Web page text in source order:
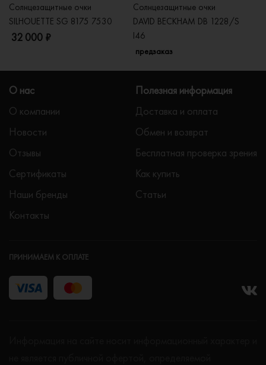
Солнцезащитные очки
SILHOUETTE SG 8175 7530
32 000 ₽
Солнцезащитные очки
DAVID BECKHAM DB 1228/S
I46
предзаказ
О нас
О компании
Новости
Отзывы
Сертификаты
Наши бренды
Контакты
Полезная информация
Доставка и оплата
Обмен и возврат
Бесплатная проверка зрения
Как купить
Статьи
ПРИНИМАЕМ К ОПЛАТЕ